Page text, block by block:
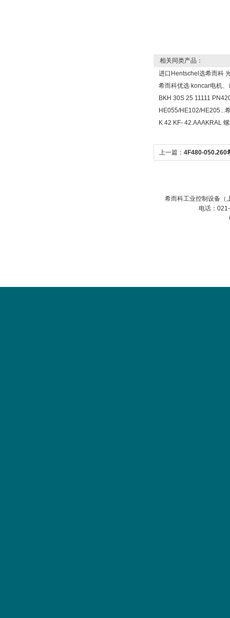
相关同类产品：
进口Hentschel选希而科
希而科优选 koncar电机、
BKH 30S 25 11111
HE055/HE102/HE205...
K 42 KF- 42.AAAKRAL
上一篇： 4F480-050.260
希而科工业控制设备（
电话：